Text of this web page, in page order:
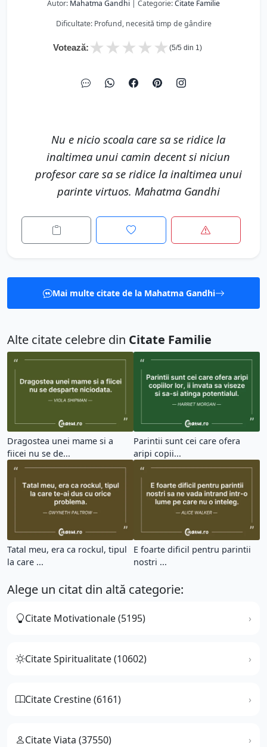
Autor: Mahatma Gandhi | Categorie:Citate Familie
Dificultate: Profund, necesită timp de gândire
Votează: ★
★
★
★
★ (5/5 din 1)
Nu e nicio scoala care sa se ridice la
inaltimea unui camin decent si niciun
profesor care sa se ridice la inaltimea unui
parinte virtuos. Mahatma Gandhi
Mai multe citate de la Mahatma Gandhi
Alte citate celebre din Citate Familie
Dragostea unei mame si a
fiicei nu se de...
Parintii sunt cei care ofera
aripi copii...
Tatal meu, era ca rockul, tipul
la care ...
E foarte dificil pentru parintii
nostri ...
Alege un citat din altă categorie:
Citate Motivationale (5195)
Citate Spiritualitate (10602)
Citate Crestine (6161)
Citate Viata (37550)